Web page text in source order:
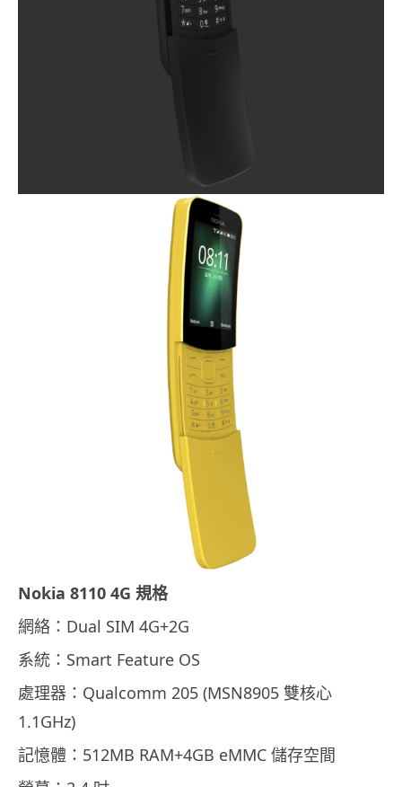
Nokia 8110 4G 規格
網絡：Dual SIM 4G+2G
系統：Smart Feature OS
處理器：Qualcomm 205 (MSN8905 雙核心
1.1GHz)
記憶體：512MB RAM+4GB eMMC 儲存空間